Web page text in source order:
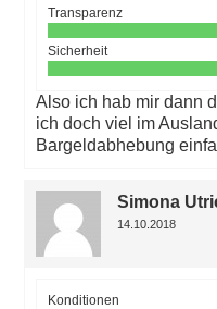
Transparenz
Sicherheit
Also ich hab mir dann
ich doch viel im
Bargeldabhebung
Simona
14.10.2018
Konditionen